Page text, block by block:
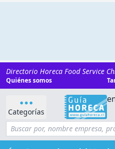
Directorio Horeca Food Service
Quiénes somos
Categorías